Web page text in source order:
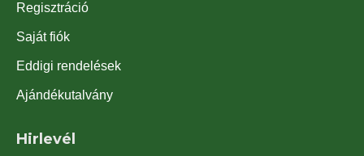
Regisztráció
Saját fiók
Eddigi rendelések
Ajándékutalvány
Hirlevél